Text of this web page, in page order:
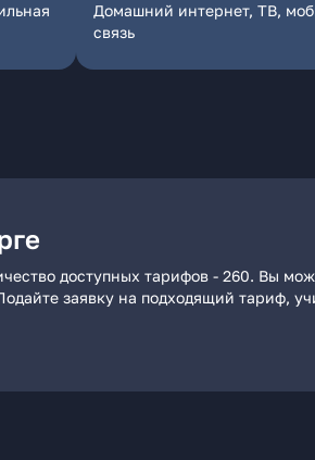
Домашний интернет, ТВ,
связь
доступных тарифов - 260. Вы
заявку на подходящий тариф,